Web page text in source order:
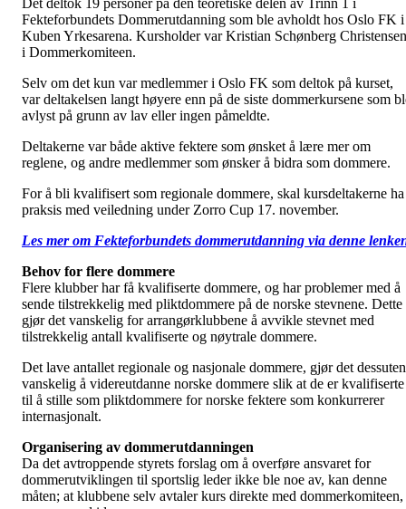
Fekteforbundets Dommerutdanning som ble avholdt hos Oslo FK i
Kuben Yrkesarena. Kursholder var Kristian Schønberg Christensen
i Dommerkomiteen.
Selv om det kun var medlemmer i Oslo FK som deltok på kurset,
var deltakelsen langt høyere enn på de siste dommerkursene som
avlyst på grunn av lav eller ingen påmeldte.
Deltakerne var både aktive fektere som ønsket å lære mer om
reglene, og andre medlemmer som ønsker å bidra som dommere.
For å bli kvalifisert som regionale dommere, skal kursdeltakerne ha
praksis med veiledning under Zorro Cup 17. november.
Les mer om Fekteforbundets dommerutdanning via denne
Behov for flere dommere
Flere klubber har få kvalifiserte dommere, og har problemer med å
sende tilstrekkelig med pliktdommere på de norske stevnene. Dette
gjør det vanskelig for arrangørklubbene å avvikle stevnet med
tilstrekkelig antall kvalifiserte og nøytrale dommere.
Det lave antallet regionale og nasjonale dommere, gjør det dessuten
vanskelig å videreutdanne norske dommere slik at de er kvalifiserte
til å stille som pliktdommere for norske fektere som konkurrerer
internasjonalt.
Organisering av dommerutdanningen
Da det avtroppende styrets forslag om å overføre ansvaret for
dommerutviklingen til sportslig leder ikke ble noe av, kan denne
måten; at klubbene selv avtaler kurs direkte med dommerkomiteen,